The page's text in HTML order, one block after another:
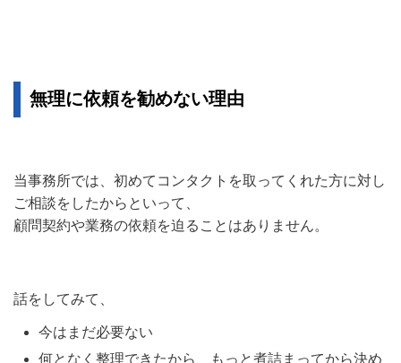
無理に依頼を勧めない理由
当事務所では、初めてコンタクトを取ってくれた方に対し
ご相談をしたからといって、
顧問契約や業務の依頼を迫ることはありません。
話をしてみて、
今はまだ必要ない
何となく整理できたから、もっと煮詰まってから決め